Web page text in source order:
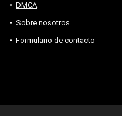
DMCA
Sobre nosotros
Formulario de contacto